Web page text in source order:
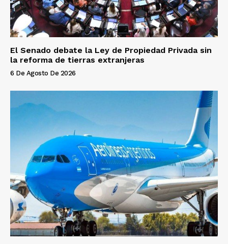
El Senado debate la Ley de Propiedad Privada sin
la reforma de tierras extranjeras
6 De Agosto De 2026